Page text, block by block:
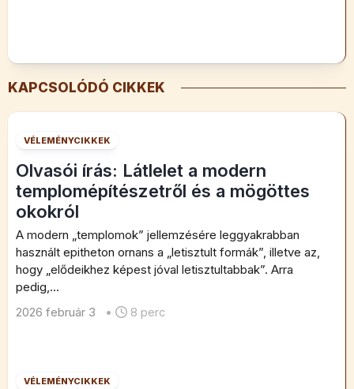
KAPCSOLÓDÓ CIKKEK
VÉLEMÉNYCIKKEK
Olvasói írás: Látlelet a modern
templomépítészetről és a mögöttes
okokról
A modern „templomok” jellemzésére leggyakrabban
használt epitheton ornans a „letisztult formák”, illetve az,
hogy „elődeikhez képest jóval letisztultabbak”. Arra
pedig,...
2026 február 3
• 8 perc
VÉLEMÉNYCIKKEK